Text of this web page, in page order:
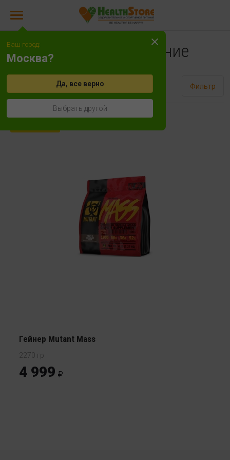
Спортивное питание
Сортировать Фильтр
Гейнер Mutant Mass
2270 гр
4 999
Ваш город:
Москва?
Да, все верно
Выбрать другой